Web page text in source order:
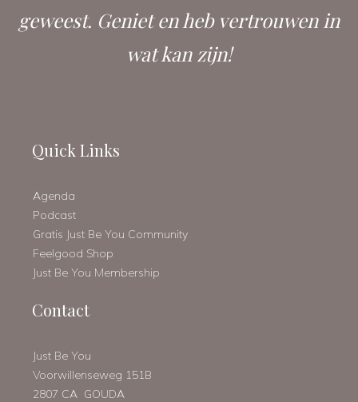
geweest. Geniet en heb vertrouwen in
wat kan zijn!
Quick Links
Agenda
Podcast
Gratis Just Be You Community
Feelgood Shop
Just Be You Membership
Contact
Just Be You
Voorwillenseweg 151B
2807 CA GOUDA